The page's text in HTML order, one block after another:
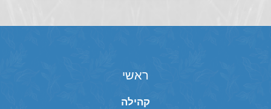
ראשי
קהילה